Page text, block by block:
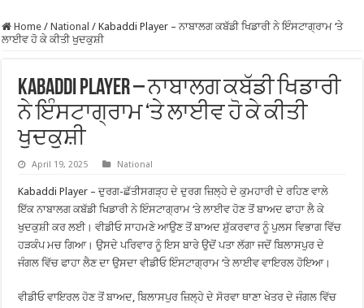
Home / National / Kabaddi Player – ਨਾਬਾਲਗ ਕਬੱਡੀ ਖਿਡਾਰੀ ਨੇ ਇੰਸਟਾਗ੍ਰਾਮ ‘ਤੇ
ਲਾਈਵ ਹੋ ਕੇ ਕੀਤੀ ਖੁਦਕੁਸ਼ੀ
Kabaddi Player – ਨਾਬਾਲਗ ਕਬੱਡੀ ਖਿਡਾਰੀ
ਨੇ ਇੰਸਟਾਗ੍ਰਾਮ ‘ਤੇ ਲਾਈਵ ਹੋ ਕੇ ਕੀਤੀ
ਖੁਦਕੁਸ਼ੀ
April 19, 2025 National
Kabaddi Player – ਦੁਰਗ-ਛੱਤੀਸਗੜ੍ਹ ਦੇ ਦੁਰਗ ਜ਼ਿਲ੍ਹੇ ਦੇ ਕੁਮਹਾਰੀ ਦੇ ਰਹਿਣ ਵਾਲੇ
ਇੱਕ ਨਾਬਾਲਗ ਕਬੱਡੀ ਖਿਡਾਰੀ ਨੇ ਇੰਸਟਾਗ੍ਰਾਮ ‘ਤੇ ਲਾਈਵ ਹੋਣ ਤੋਂ ਬਾਅਦ ਫਾਹਾ ਲੈ ਕੇ
ਖੁਦਕੁਸ਼ੀ ਕਰ ਲਈ। ਵੀਡੀਓ ਸਾਹਮਣੇ ਆਉਣ ਤੋਂ ਬਾਅਦ ਸ਼ੁੱਕਰਵਾਰ ਨੂੰ ਪੁਲਸ ਵਿਭਾਗ ਵਿੱਚ
ਹੜਕੰਪ ਮਚ ਗਿਆ। ਉਸਦੇ ਪਰਿਵਾਰ ਨੂੰ ਇਸ ਬਾਰੇ ਉਦੋਂ ਪਤਾ ਲੱਗਾ ਜਦੋਂ ਬਿਲਾਸਪੁਰ ਦੇ
ਜੰਗਲ ਵਿੱਚ ਫਾਹਾ ਲੈਣ ਦਾ ਉਸਦਾ ਵੀਡੀਓ ਇੰਸਟਾਗ੍ਰਾਮ ‘ਤੇ ਲਾਈਵ ਵਾਇਰਲ ਹੋਇਆ।
ਵੀਡੀਓ ਵਾਇਰਲ ਹੋਣ ਤੋਂ ਬਾਅਦ, ਬਿਲਾਸਪੁਰ ਜ਼ਿਲ੍ਹੇ ਦੇ ਸੋਰਵਾ ਥਾਣਾ ਖੇਤਰ ਦੇ ਜੰਗਲ ਵਿੱਚ